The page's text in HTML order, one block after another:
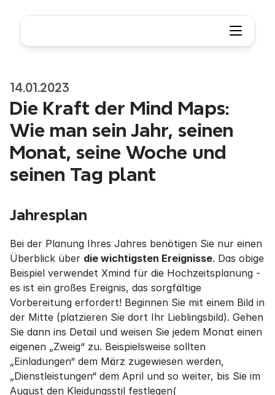
14.01.2023
Die Kraft der Mind Maps:
Wie man sein Jahr, seinen
Monat, seine Woche und
seinen Tag plant
Jahresplan
Bei der Planung Ihres Jahres benötigen Sie nur einen
Überblick über die wichtigsten Ereignisse. Das obige
Beispiel verwendet Xmind für die Hochzeitsplanung -
es ist ein großes Ereignis, das sorgfältige
Vorbereitung erfordert! Beginnen Sie mit einem Bild in
der Mitte (platzieren Sie dort Ihr Lieblingsbild). Gehen
Sie dann ins Detail und weisen Sie jedem Monat einen
eigenen „Zweig“ zu. Beispielsweise sollten
„Einladungen“ dem März zugewiesen werden,
„Dienstleistungen“ dem April und so weiter, bis Sie im
August den Kleidungsstil festlegen{